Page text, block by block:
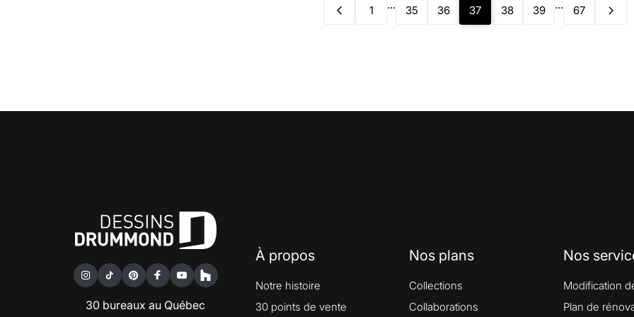
1 ... 35 36 37 38 39 ... 67
30 bureaux au Québec
À propos
Notre histoire
30 points de vente
Nos plans
Collections
Collaborations
Nos
Modification
Plan de